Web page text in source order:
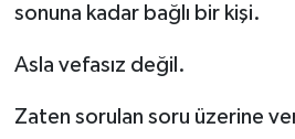
sonuna kadar bağlı bir kişi.
Asla vefasız değil.
Zaten sorulan soru üzerine